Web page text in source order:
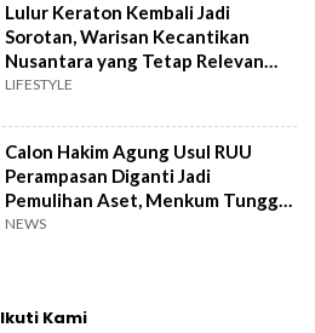
Lulur Keraton Kembali Jadi
Sorotan, Warisan Kecantikan
Nusantara yang Tetap Relevan
hingga Kini
LIFESTYLE
Calon Hakim Agung Usul RUU
Perampasan Diganti Jadi
Pemulihan Aset, Menkum Tunggu
Langkah DPR
NEWS
Ikuti Kami